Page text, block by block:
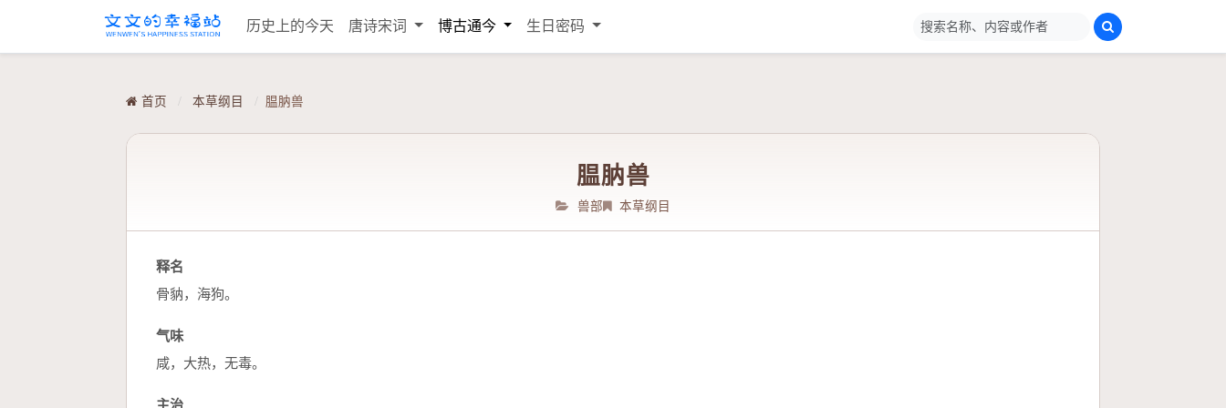
历史上的今天 唐诗宋词 博古通今 生日密码
首页 / 本草纲目 / 腽肭兽
腽肭兽
兽部 本草纲目
释名
骨豽，海狗。
气味
咸，大热，无毒。
主治